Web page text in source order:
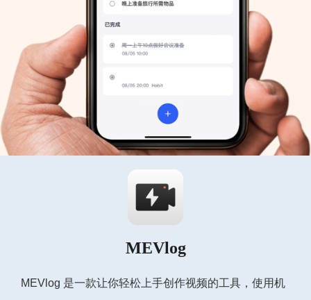
MEVlog
MEVlog 是一款让你轻松上手创作视频的工具，使用机